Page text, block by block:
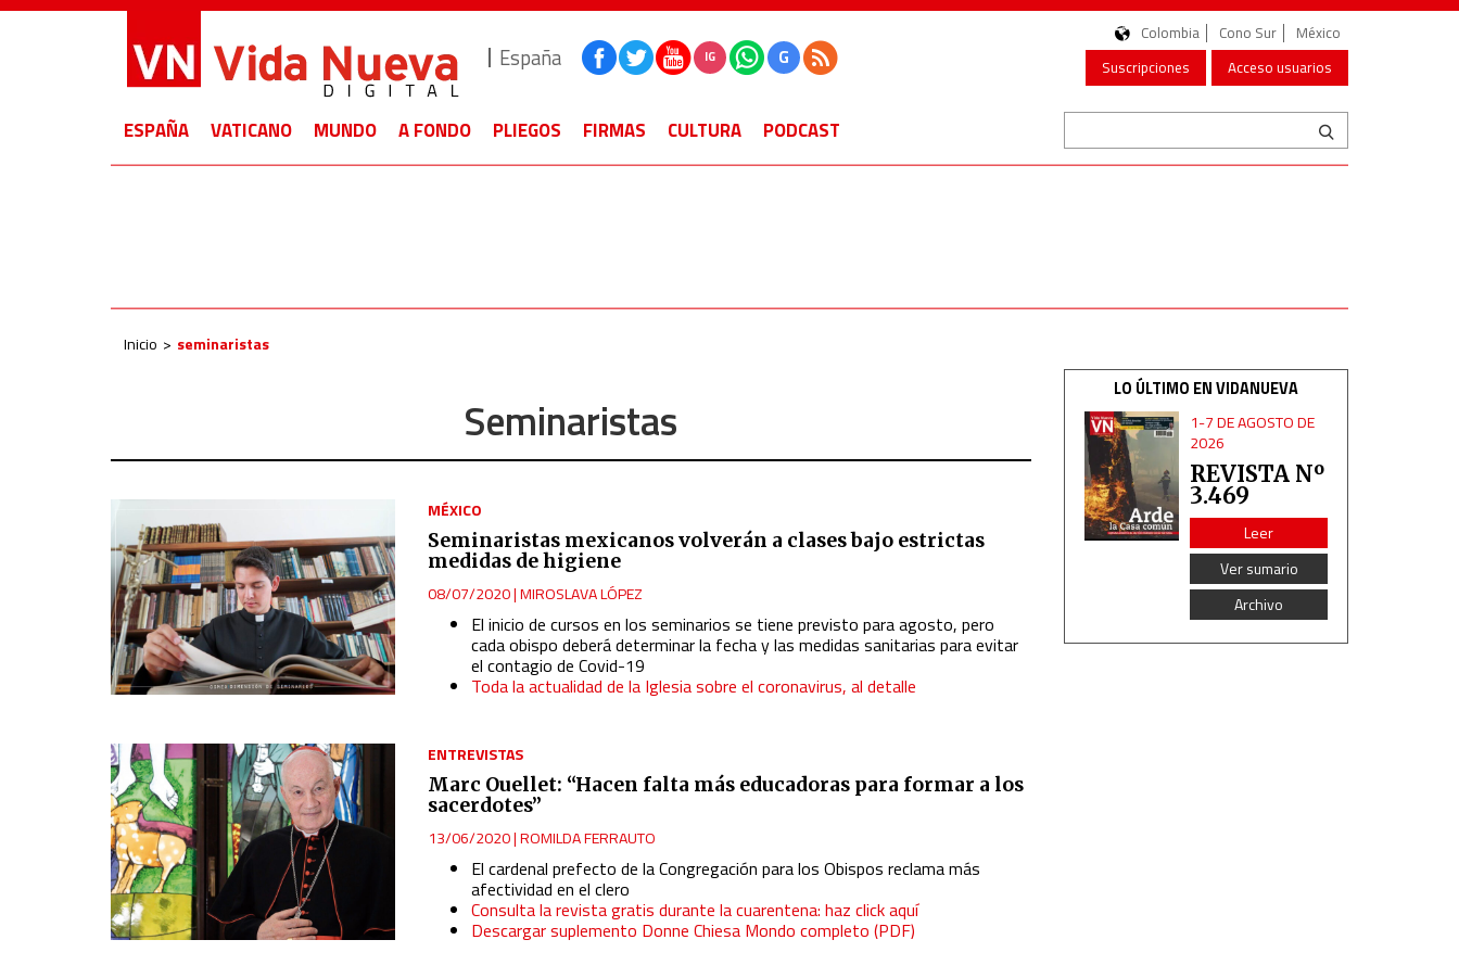
España IG G
Colombia Cono Sur
México
Suscripciones
Acceso usuarios
ESPAÑA VATICANO MUNDO A FONDO PLIEGOS FIRMAS CULTURA PODCAST
Inicio seminaristas
Seminaristas
MÉXICO
Seminaristas mexicanos volverán a clases bajo estrictas
medidas de higiene
08/07/2020|MIROSLAVA LÓPEZ
El inicio de cursos en los seminarios se tiene previsto para agosto, pero
cada obispo deberá determinar la fecha y las medidas sanitarias para evitar
el contagio de Covid-19
Toda la actualidad de la Iglesia sobre el coronavirus, al detalle
ENTREVISTAS
Marc Ouellet: “Hacen falta más educadoras para formar a los
sacerdotes”
13/06/2020|ROMILDA FERRAUTO
El cardenal prefecto de la Congregación para los Obispos reclama más
afectividad en el clero
Consulta la revista gratis durante la cuarentena: haz click aquí
Descargar suplemento Donne Chiesa Mondo completo (PDF)
LO ÚLTIMO EN VIDANUEVA
1-7 DE AGOSTO DE
2026
REVISTA Nº
3.469
Leer
Ver sumario
Archivo